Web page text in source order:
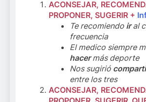
ACONSEJAR,
PROPONER, SUGERIR +
Te recomiendo iral
frecuencia
El medico siempre
hacermás deporte
Nos sugirió
entre los tres
ACONSEJAR,